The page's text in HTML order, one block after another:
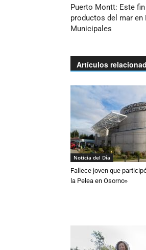
Puerto Montt: Este
productos del mar en
Municipales
Artículos
Noticia del Día
Fallece joven que
la Pelea en Osorno»